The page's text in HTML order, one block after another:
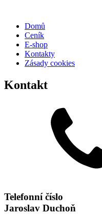
Domů
Ceník
E-shop
Kontakty
Zásady cookies
Kontakt
Telefonní číslo
Jaroslav Duchoň